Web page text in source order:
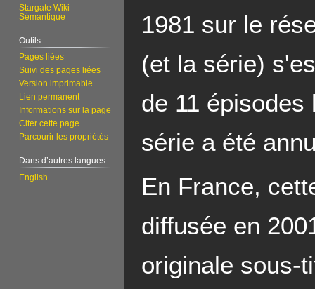
1981 sur le
(et la série)
de 11
série a été
En France,
diffusée en
originale sous-
Stargate Wiki
Sémantique
Outils
Pages liées
Suivi des pages liées
Version imprimable
Lien permanent
Informations sur la page
Citer cette page
Parcourir les propriétés
Dans d’autres langues
English